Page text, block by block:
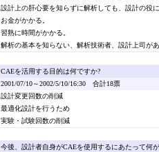
設計上の肝心要を知らずに解析しても、設計の役
お金がかかる。
習熟に時間がかかる。
解析の基本を知らない、解析技術者、設計上司が
CAEを活用する目的は何ですか?
2001/07/10～2002/5/10/16:30 合計18票
設計変更回数の削減
最適化設計を行うため
実験・試験回数の削減
今後、設計者自身がCAEを使用するにあたって何